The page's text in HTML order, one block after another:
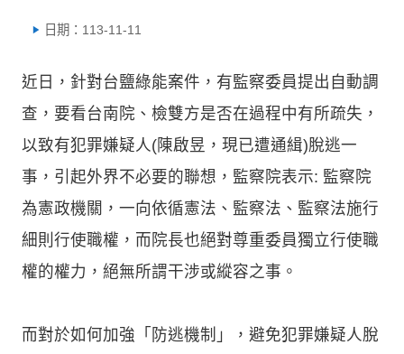
日期：113-11-11
近日，針對台鹽綠能案件，有監察委員提出自動調
查，要看台南院、檢雙方是否在過程中有所疏失，
以致有犯罪嫌疑人(陳啟昱，現已遭通緝)脫逃一
事，引起外界不必要的聯想，監察院表示: 監察院
為憲政機關，一向依循憲法、監察法、監察法施行
細則行使職權，而院長也絕對尊重委員獨立行使職
權的權力，絕無所謂干涉或縱容之事。
而對於如何加強「防逃機制」，避免犯罪嫌疑人脫